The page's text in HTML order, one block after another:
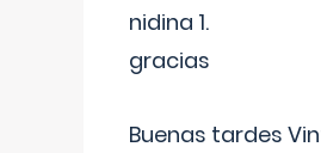
nidina 1.
gracias
Buenas tardes